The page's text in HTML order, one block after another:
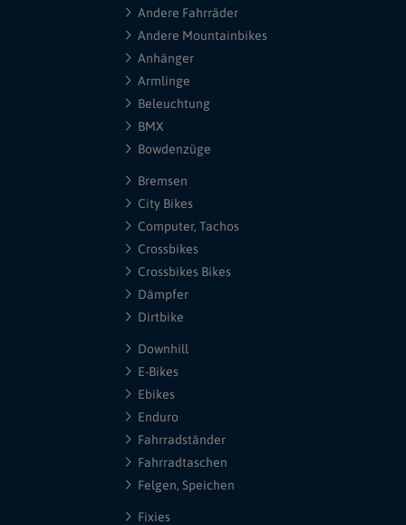
Andere Fahrräder
Andere Mountainbikes
Anhänger
Armlinge
Beleuchtung
BMX
Bowdenzüge
Bremsen
City Bikes
Computer, Tachos
Crossbikes
Crossbikes Bikes
Dämpfer
Dirtbike
Downhill
E-Bikes
Ebikes
Enduro
Fahrradständer
Fahrradtaschen
Felgen, Speichen
Fixies